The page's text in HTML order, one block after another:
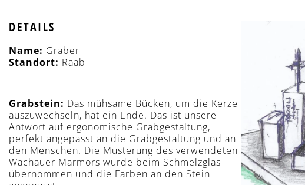
DETAILS
Name: Gräber
Standort: Raab
Grabstein: Das mühsame Bücken, um die Kerze
auszuwechseln, hat ein Ende. Das ist unsere
Antwort auf ergonomische Grabgestaltung,
perfekt angepasst an die Grabgestaltung und an
den Menschen. Die Musterung des verwendeten
Wachauer Marmors wurde beim Schmelzglas
übernommen und die Farben an den Stein